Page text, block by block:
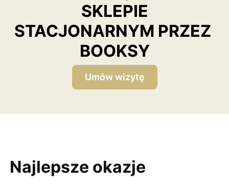
SKLEPIE
STACJONARNYM PRZEZ
BOOKSY
Umów wizytę
Najlepsze okazje